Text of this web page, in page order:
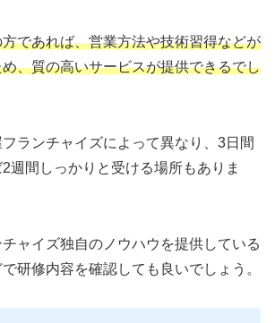
であれば、営業方法や技術習得などが
、質の高いサービスが提供できるでし
ランチャイズによって異なり、3日間
週間しっかりと受ける場所もありま
ャイズ独自のノウハウを提供している
研修内容を確認しても良いでしょう。